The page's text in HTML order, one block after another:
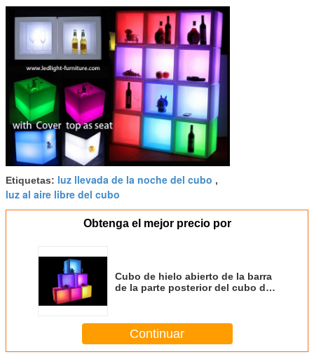
Etiquetas: luz llevada de la noche del cubo ,
luz al aire libre del cubo
Obtenga el mejor precio por
Cubo de hielo abierto de la barra
de la parte posterior del cubo de
exhibición de la bebida
Continuar